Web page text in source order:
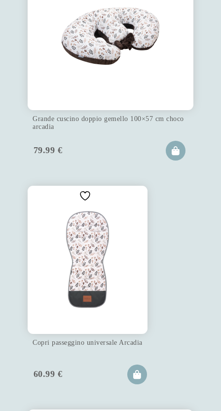
Grande cuscino doppio gemello 100×57 cm choco
arcadia
79.99 €
Copri passeggino universale Arcadia
60.99 €